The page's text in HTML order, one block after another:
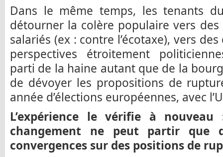
Dans le même temps, les tenants
détourner la colère populaire vers
salariés (ex : contre l’écotaxe), vers
perspectives étroitement
parti de la haine autant que de la
de dévoyer les propositions de
année d’élections européennes, avec
L’expérience le vérifie à
changement ne peut partir que
convergences sur des positions de